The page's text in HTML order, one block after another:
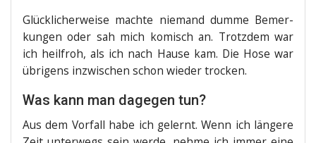
Glück­li­cher­wei­se mach­te nie­mand dum­me Bemer­
kun­gen oder sah mich komisch an. Trotz­dem war
ich heil­froh, als ich nach Hau­se kam. Die Hose war
übri­gens inzwi­schen schon wie­der trocken.
Was kann man dagegen tun?
Aus dem Vor­fall habe ich gelernt. Wenn ich län­ge­re